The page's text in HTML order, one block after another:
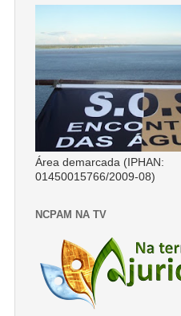
Área demarcada (IPHAN:
01450015766/2009-08)
NCPAM NA TV